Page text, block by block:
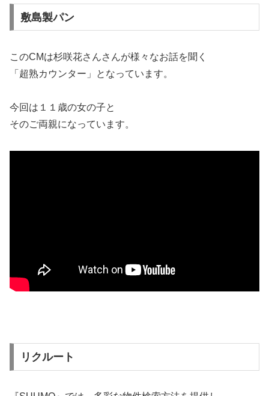
敷島製パン
このCMは杉咲花さんさんが様々なお話を聞く
「超熟カウンター」となっています。
今回は１１歳の女の子と
そのご両親になっています。
リクルート